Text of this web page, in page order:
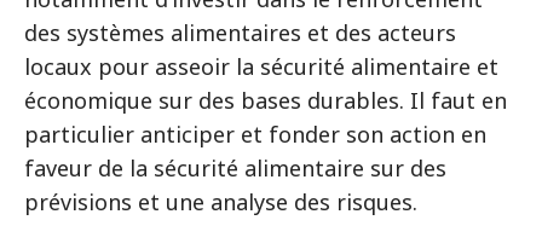
des systèmes alimentaires et des acteurs
locaux pour asseoir la sécurité alimentaire et
économique sur des bases durables. Il faut en
particulier anticiper et fonder son action en
faveur de la sécurité alimentaire sur des
prévisions et une analyse des risques.